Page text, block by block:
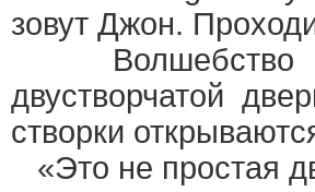
зовут Джон.
Волшебство
двустворчатой
створки
«Это не простая